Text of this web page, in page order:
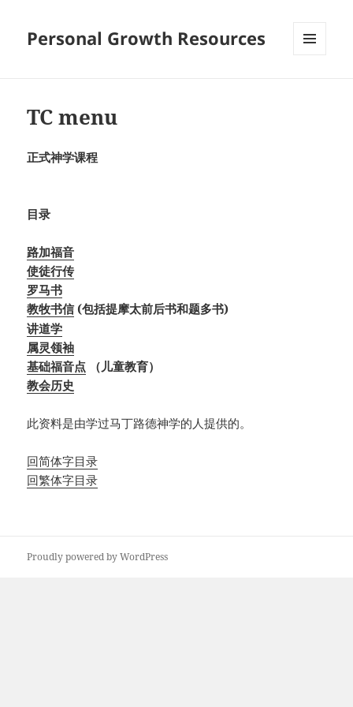
Personal Growth Resources
TC menu
正式神学课程
目录
路加福音
使徒行传
罗马书
教牧书信(包括提摩太前后书和题多书)
讲道学
属灵领袖
基础福音点 （儿童教育）
教会历史
此资料是由学过马丁路德神学的人提供的。
回简体字目录
回繁体字目录
Proudly powered by WordPress